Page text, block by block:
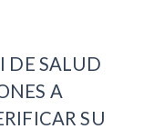
DE SALUD
A
SU